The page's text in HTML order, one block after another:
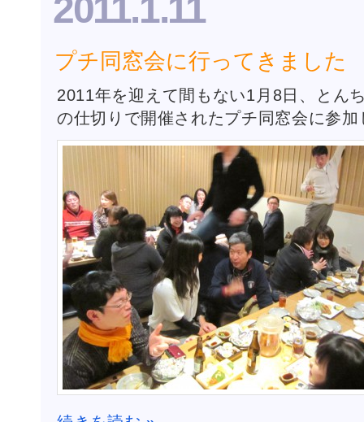
2011.1.11
プチ同窓会に行ってきました
2011年を迎えて間もない1月8日、とん
の仕切りで開催されたプチ同窓会に参